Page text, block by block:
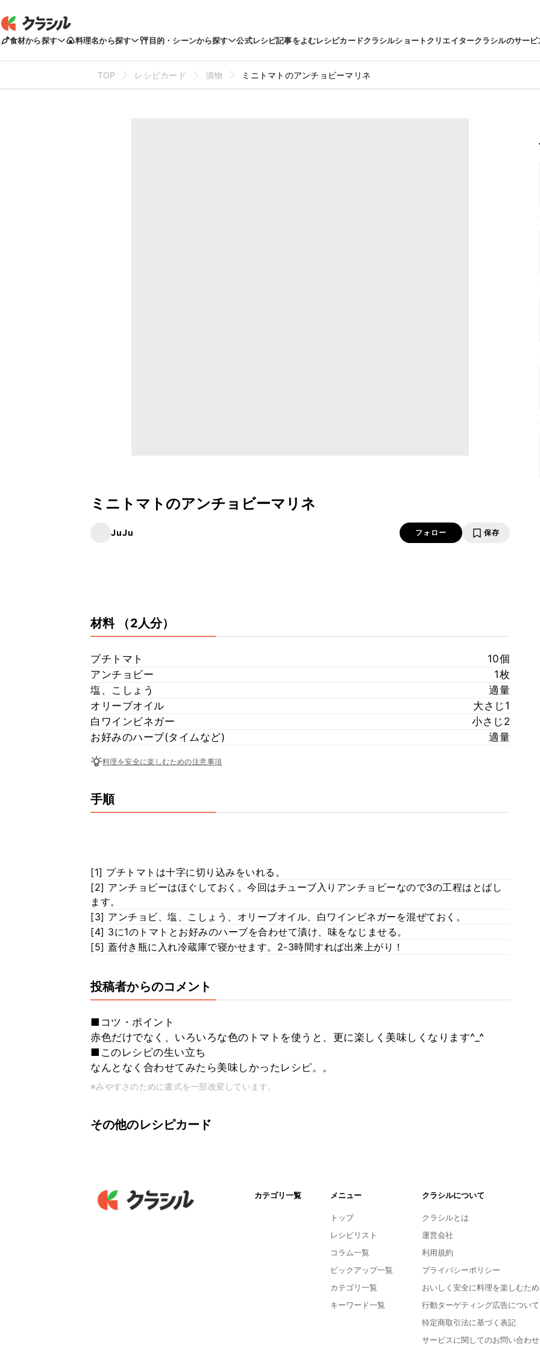
食材から探す 料理名から探す 目的・シーンから探す 公式レシピ記事をよむレシピカードクラシルショートクリエイタークラシルのサービ
TOP レシピカード 漬物 ミニトマトのアンチョビーマリネ
ミニトマトのアンチョビーマリネ
JuJu フォロー 保存
材料 （2人分）
プチトマト
10個
アンチョビー
1枚
塩、こしょう
適量
オリーブオイル
大さじ1
白ワインビネガー
小さじ2
お好みのハーブ(タイムなど)
適量
料理を安全に楽しむための注意事項
手順
[1] プチトマトは十字に切り込みをいれる。
[2] アンチョビーはほぐしておく。今回はチューブ入りアンチョビーなので3の工程はとばし
ます。
[3] アンチョビ、塩、こしょう、オリーブオイル、白ワインビネガーを混ぜておく。
[4] 3に1のトマトとお好みのハーブを合わせて漬け、味をなじませる。
[5] 蓋付き瓶に入れ冷蔵庫で寝かせます。2-3時間すれば出来上がり！
投稿者からのコメント
■コツ・ポイント
赤色だけでなく、いろいろな色のトマトを使うと、更に楽しく美味しくなります^_^
■このレシピの生い立ち
なんとなく合わせてみたら美味しかったレシピ。。
※みやすさのために書式を一部改変しています。
その他のレシピカード
カテゴリ一覧 メニュー
トップ
レシピリスト
コラム一覧
ピックアップ一覧
カテゴリ一覧
キーワード一覧
クラシルについて
クラシルとは
運営会社
利用規約
プライバシーポリシー
おいしく安全に料理を楽しむため
行動ターゲティング広告について
特定商取引法に基づく表記
サービスに関してのお問い合わせ